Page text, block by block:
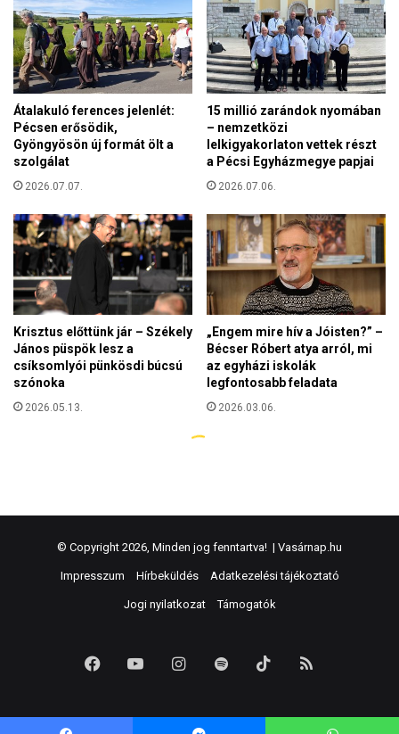
© Copyright 2026, Minden jog fenntartva! | Vasárnap.hu
Impresszum Hírbeküldés Adatkezelési tájékoztató
Jogi nyilatkozat Támogatók
FacebookYouTubeInstagram
Spotify TikTok